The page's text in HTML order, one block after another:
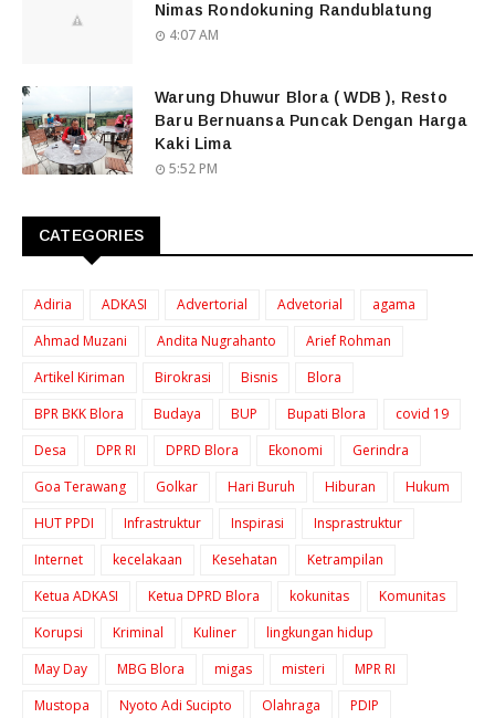
Nimas Rondokuning Randublatung
4:07 AM
Warung Dhuwur Blora ( WDB ), Resto
Baru Bernuansa Puncak Dengan Harga
Kaki Lima
5:52 PM
CATEGORIES
Adiria ADKASI Advertorial Advetorial
agama
Ahmad Muzani
Andita Nugrahanto
Arief Rohman
Artikel Kiriman
Birokrasi Bisnis
Blora
BPR BKK Blora
Budaya BUP Bupati Blora
covid 19
Desa
DPR RI DPRD Blora Ekonomi
Gerindra
Goa Terawang
Golkar Hari Buruh Hiburan
Hukum
HUT PPDI
Infrastruktur Inspirasi
Insprastruktur
Internet
kecelakaan Kesehatan
Ketrampilan
Ketua ADKASI
Ketua DPRD Blora kokunitas
Komunitas
Korupsi
Kriminal Kuliner
lingkungan hidup
May Day
MBG Blora migas misteri
MPR RI
Mustopa
Nyoto Adi Sucipto Olahraga
PDIP